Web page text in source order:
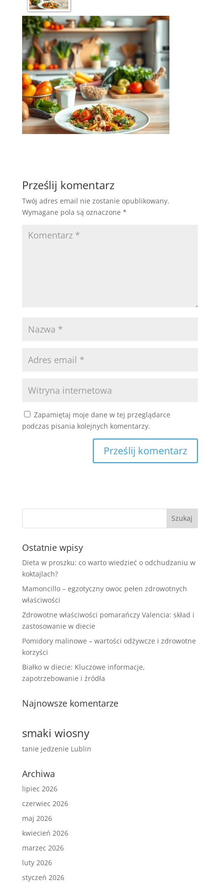
Prześlij komentarz
Twój adres email nie zostanie opublikowany.
Wymagane pola są oznaczone *
Zapamiętaj moje dane w tej przeglądarce
podczas pisania kolejnych komentarzy.
Ostatnie wpisy
Dieta w proszku: co warto wiedzieć o odchudzaniu w
koktajlach?
Mamoncillo – egzotyczny owoc pełen zdrowotnych
właściwości
Zdrowotne właściwości pomarańczy Valencia: skład i
zastosowanie w diecie
Pomidory malinowe – wartości odżywcze i zdrowotne
korzyści
Białko w diecie: Kluczowe informacje,
zapotrzebowanie i źródła
Najnowsze komentarze
smaki wiosny
tanie jedzenie Lublin
Archiwa
lipiec 2026
czerwiec 2026
maj 2026
kwiecień 2026
marzec 2026
luty 2026
styczeń 2026